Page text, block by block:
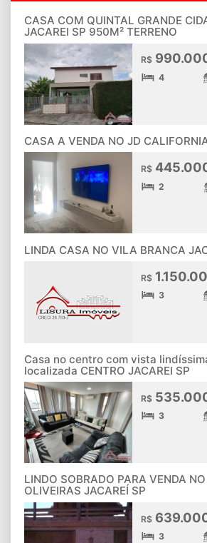
CASA COM QUINTAL GRANDE
JACAREI SP 950M² TERRENO
R$
4
CASA A VENDA NO JD
R$
2
LINDA CASA NO VILA BRANCA
R$
3
Casa no centro com vista
localizada CENTRO JACAREI SP
R$
3
LINDO SOBRADO PARA VENDA
OLIVEIRAS JACAREÍ SP
R$
3